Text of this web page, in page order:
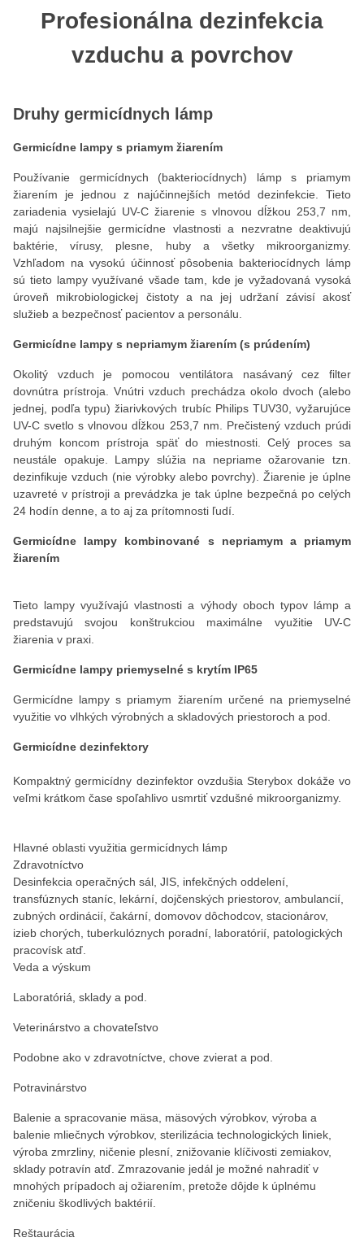
Profesionálna dezinfekcia
vzduchu a povrchov
Druhy germicídnych lámp
Germicídne lampy s priamym žiarením
Používanie germicídnych (bakteriocídnych) lámp s priamym
žiarením je jednou z najúčinnejších metód dezinfekcie. Tieto
zariadenia vysielajú UV-C žiarenie s vlnovou dĺžkou 253,7 nm,
majú najsilnejšie germicídne vlastnosti a nezvratne deaktivujú
baktérie, vírusy, plesne, huby a všetky mikroorganizmy.
Vzhľadom na vysokú účinnosť pôsobenia bakteriocídnych lámp
sú tieto lampy využívané všade tam, kde je vyžadovaná vysoká
úroveň mikrobiologickej čistoty a na jej udržaní závisí akosť
služieb a bezpečnosť pacientov a personálu.
Germicídne lampy s nepriamym žiarením (s prúdením)
Okolitý vzduch je pomocou ventilátora nasávaný cez filter
dovnútra prístroja. Vnútri vzduch prechádza okolo dvoch (alebo
jednej, podľa typu) žiarivkových trubíc Philips TUV30, vyžarujúce
UV-C svetlo s vlnovou dĺžkou 253,7 nm. Prečistený vzduch prúdi
druhým koncom prístroja späť do miestnosti. Celý proces sa
neustále opakuje. Lampy slúžia na nepriame ožarovanie tzn.
dezinfikuje vzduch (nie výrobky alebo povrchy). Žiarenie je úplne
uzavreté v prístroji a prevádzka je tak úplne bezpečná po celých
24 hodín denne, a to aj za prítomnosti ľudí.
Germicídne lampy kombinované s nepriamym a priamym
žiarením
Tieto lampy využívajú vlastnosti a výhody oboch typov lámp a
predstavujú svojou konštrukciou maximálne využitie UV-C
žiarenia v praxi.
Germicídne lampy priemyselné s krytím IP65
Germicídne lampy s priamym žiarením určené na priemyselné
využitie vo vlhkých výrobných a skladových priestoroch a pod.
Germicídne dezinfektory
Kompaktný germicídny dezinfektor ovzdušia Sterybox dokáže vo
veľmi krátkom čase spoľahlivo usmrtiť vzdušné mikroorganizmy.
Hlavné oblasti využitia germicídnych lámp
Zdravotníctvo
Desinfekcia operačných sál, JIS, infekčných oddelení,
transfúznych staníc, lekární, dojčenských priestorov, ambulancií,
zubných ordinácií, čakární, domovov dôchodcov, stacionárov,
izieb chorých, tuberkulóznych poradní, laboratórií, patologických
pracovísk atď.
Veda a výskum
Laboratóriá, sklady a pod.
Veterinárstvo a chovateľstvo
Podobne ako v zdravotníctve, chove zvierat a pod.
Potravinárstvo
Balenie a spracovanie mäsa, mäsových výrobkov, výroba a
balenie mliečnych výrobkov, sterilizácia technologických liniek,
výroba zmrzliny, ničenie plesní, znižovanie klíčivosti zemiakov,
sklady potravín atď. Zmrazovanie jedál je možné nahradiť v
mnohých prípadoch aj ožiarením, pretože dôjde k úplnému
zničeniu škodlivých baktérií.
Reštaurácia